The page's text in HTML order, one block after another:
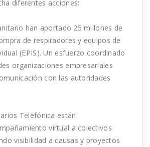
diferentes acciones:
han aportado 25 millones de
de respiradores y equipos de
(EPIS). Un esfuerzo coordinado
organizaciones empresariales
con las autoridades
Telefónica están
virtual a colectivos
visibilidad a causas y proyectos